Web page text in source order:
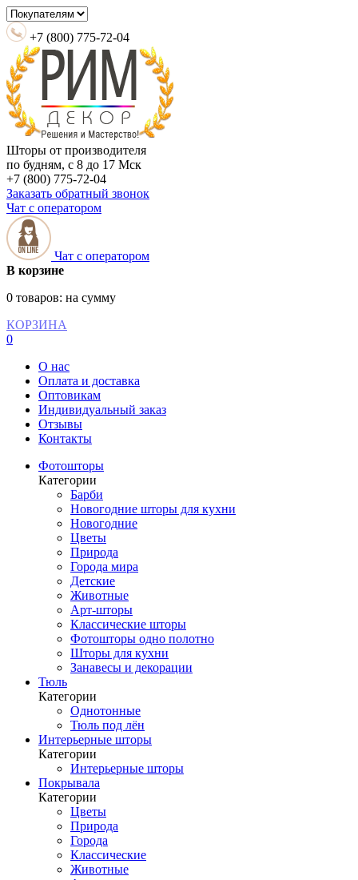
+7 (800) 775-72-04
Шторы от производителя
по будням, с 8 до 17 Мск
+7 (800) 775-72-04
Заказать обратный звонок
Чат с оператором
Чат с оператором
В корзине
0 товаров: на сумму
КОРЗИНА
0
О нас
Оплата и доставка
Оптовикам
Индивидуальный заказ
Отзывы
Контакты
Фотошторы
Категории
Барби
Новогодние шторы для кухни
Новогодние
Цветы
Природа
Города мира
Детские
Животные
Арт-шторы
Классические шторы
Фотошторы одно полотно
Шторы для кухни
Занавесы и декорации
Тюль
Категории
Однотонные
Тюль под лён
Интерьерные шторы
Категории
Интерьерные шторы
Покрывала
Категории
Цветы
Природа
Города
Классические
Животные